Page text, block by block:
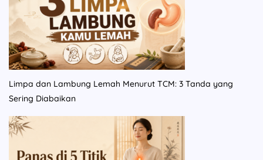
Limpa dan Lambung Lemah Menurut TCM: 3 Tanda yang
Sering Diabaikan